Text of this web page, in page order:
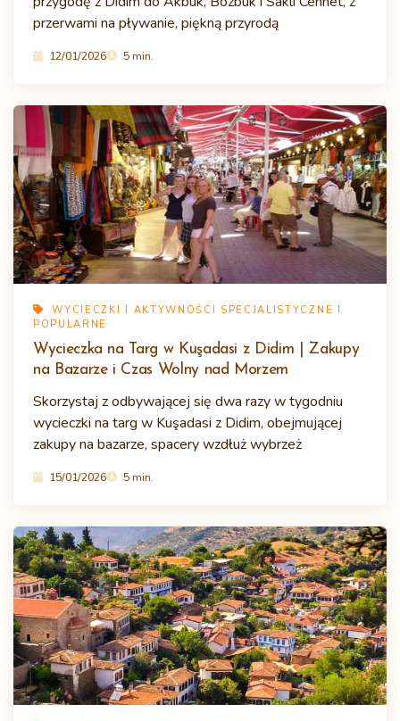
przerwami na pływanie, piękną przyrodą
12/01/2026 5 min.
WYCIECZKI I AKTYWNOŚCI SPECJALISTYCZNE I
POPULARNE
Wycieczka na Targ w Kuşadasi z Didim | Zakupy
na Bazarze i Czas Wolny nad Morzem
Skorzystaj z odbywającej się dwa razy w tygodniu
wycieczki na targ w Kuşadasi z Didim, obejmującej
zakupy na bazarze, spacery wzdłuż wybrzeż
15/01/2026 5 min.